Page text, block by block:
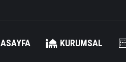
KURUMSAL